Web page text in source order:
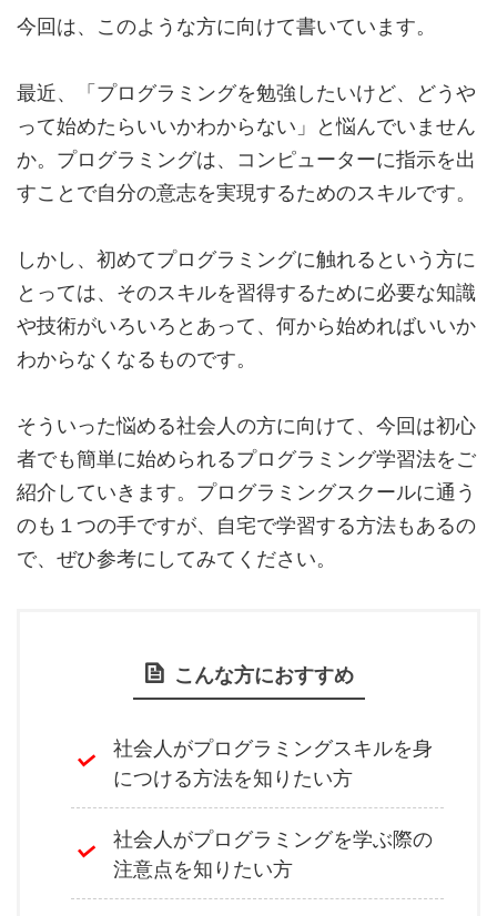
今回は、このような方に向けて書いています。
最近、「プログラミングを勉強したいけど、どうや
って始めたらいいかわからない」と悩んでいません
か。プログラミングは、コンピューターに指示を出
すことで自分の意志を実現するためのスキルです。
しかし、初めてプログラミングに触れるという方に
とっては、そのスキルを習得するために必要な知識
や技術がいろいろとあって、何から始めればいいか
わからなくなるものです。
そういった悩める社会人の方に向けて、今回は初心
者でも簡単に始められるプログラミング学習法をご
紹介していきます。プログラミングスクールに通う
のも１つの手ですが、自宅で学習する方法もあるの
で、ぜひ参考にしてみてください。
こんな方におすすめ
社会人がプログラミングスキルを身
につける方法を知りたい方
社会人がプログラミングを学ぶ際の
注意点を知りたい方